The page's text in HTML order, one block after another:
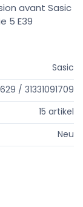
avant Sasic
5 E39
Sasic
/ 31331091709
15 artikel
Neu